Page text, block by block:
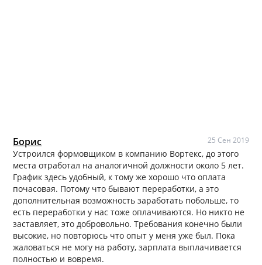
Борис 25 Сен 2019
Устроился формовщиком в компанию Вортекс, до этого
места отработал на аналогичной должности около 5 лет.
График здесь удобный, к тому же хорошо что оплата
почасовая. Потому что бывают переработки, а это
дополнительная возможность заработать побольше, то
есть переработки у нас тоже оплачиваются. Но никто не
заставляет, это добровольно. Требования конечно были
высокие, но повторюсь что опыт у меня уже был. Пока
жаловаться не могу на работу, зарплата выплачивается
полностью и вовремя.